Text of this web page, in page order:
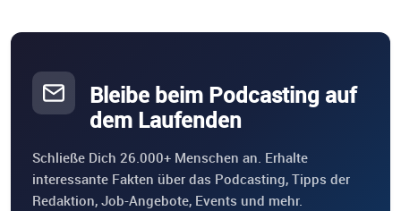
Bleibe beim Podcasting auf
dem Laufenden
Schließe Dich 26.000+ Menschen an. Erhalte
interessante Fakten über das Podcasting, Tipps der
Redaktion, Job-Angebote, Events und mehr.